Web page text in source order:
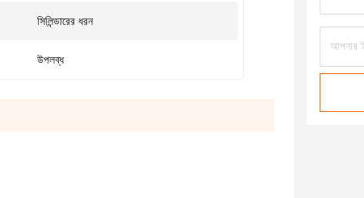
সিলিন্ডারের ধরন
উপলব্ধ